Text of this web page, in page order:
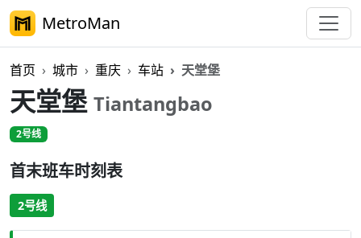
MetroMan
首页 城市 重庆 车站 天堂堡
天堂堡 Tiantangbao
2号线
首末班车时刻表
2号线